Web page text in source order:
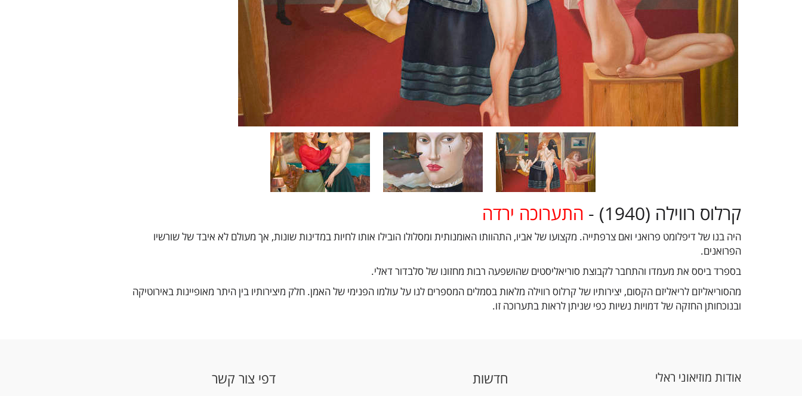
קרלוס רווילה (1940) - התערוכה ירדה
היה בנו של דיפלומט פרואני ואם צרפתייה. מקצועו של אביו, התהוותו האומנותית ומסלולו הובילו אותו לחיות במדינות שונות, אך מעולם לא איבד של שורשיו
הפרואנים.
בספרד ביסס את מעמדו והתחבר לקבוצת סוריאליסטים שהושפעה רבות מחזונו של סלבדור דאלי.
מהסוריאליזם לריאליזם הקסום, יצירותיו של קרלוס רווילה מלאות בסמלים המספרים לנו על עולמו הפנימי של האמן. חלק מיצירותיו בין היתר מאופיינות באירוטיקה
ובנוכחותן החזקה של דמויות נשיות כפי שניתן לראות בתערוכה זו.
אודות מוזיאוני ראלי חדשות דפי צור קשר